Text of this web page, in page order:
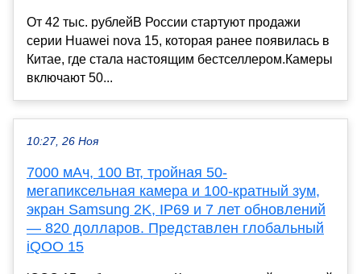
От 42 тыс. рублейВ России стартуют продажи
серии Huawei nova 15, которая ранее появилась в
Китае, где стала настоящим бестселлером.Камеры
включают 50...
10:27, 26 Ноя
7000 мАч, 100 Вт, тройная 50-
мегапиксельная камера и 100-кратный зум,
экран Samsung 2K, IP69 и 7 лет обновлений
— 820 долларов. Представлен глобальный
iQOO 15